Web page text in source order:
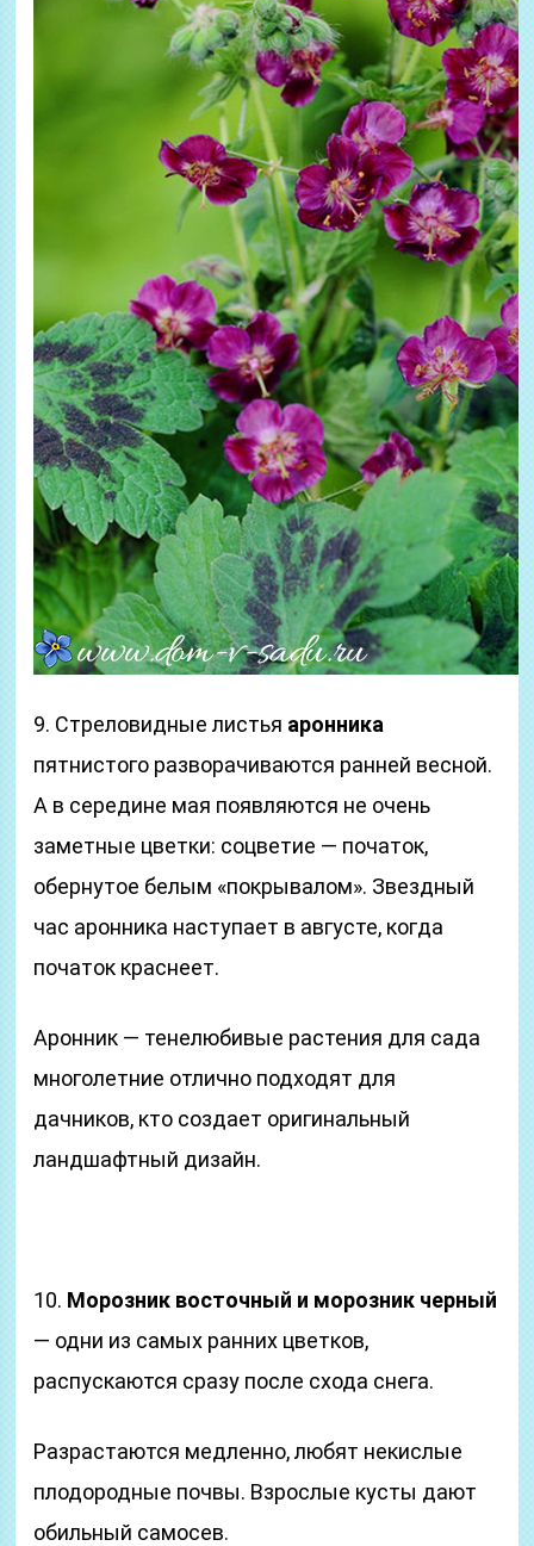
9. Стреловидные листья аронника
пятнистого разворачиваются ранней весной.
А в середине мая появляются не очень
заметные цветки: соцветие — початок,
обернутое белым «покрывалом». Звездный
час аронника наступает в августе, когда
початок краснеет.
Аронник — тенелюбивые растения для сада
многолетние отлично подходят для
дачников, кто создает оригинальный
ландшафтный дизайн.
10. Морозник восточный и морозник черный
— одни из самых ранних цветков,
распускаются сразу после схода снега.
Разрастаются медленно, любят некислые
плодородные почвы. Взрослые кусты дают
обильный самосев.